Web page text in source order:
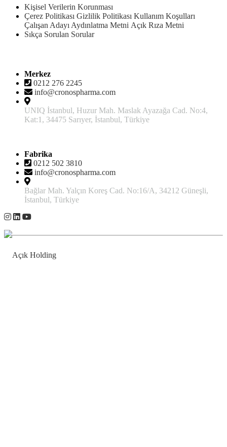
Kişisel Verilerin Korunması
Çerez Politikası Gizlilik Politikası Kullanım Koşulları
Çalışan Adayı Aydınlatma Metni Açık Rıza Metni
Sıkça Sorulan Sorular
Merkez
0212 276 2245
info@cronospharma.com
UNIQ İstanbul, Huzur Mah. Maslak Ayazağa Cad. No:4,
Kat:1, 34475 Sarıyer, İstanbul, Türkiye
Fabrika
0212 502 3810
info@cronospharma.com
Bağlar Mah. Yalçın Koreş Cad. No:16/A, 34212 Güneşli,
İstanbul, Türkiye